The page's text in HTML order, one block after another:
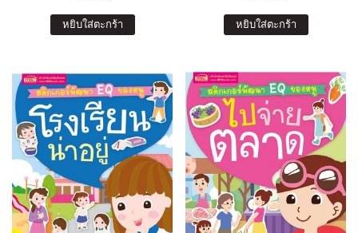
หยิบใส่ตะกร้า หยิบใส่ตะกร้า